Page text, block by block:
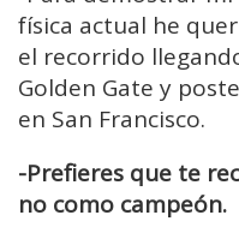
física actual he
el recorrido
Golden Gate y
en San Francisco.
-Prefieres que te
no como campeón.